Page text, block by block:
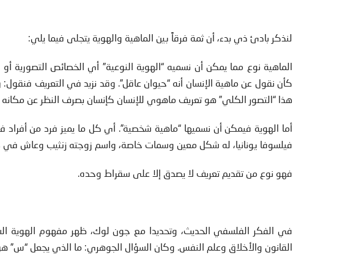
لنذكر بادئ ذي بدء، أن ثمة فرقاً بين الماهية والهوية يتجلى فيما يلي:
الماهية نوع مما يمكن أن نسميه “الهوية النوعية” أي الخصائص التصورية
كأن نقول عن ماهية الإنسان أنه “حيوان عاقل”. وقد نزيد في التعريف
هذا “التصور الكلي” هو تعريف ماهوي للإنسان كإنسان بصرف النظر عن مكانه
أما الهوية فيمكن أن نسميها “ماهية شخصية”. أي كل ما يميز فرد من
فيلسوفا يونانيا، له شكل معين وسمات خاصة، واسم زوجته زنثيب وعاش
فهو نوع من تقديم تعريف لا يصدق إلا على سقراط وحده.
في الفكر الفلسفي الحديث، وتحديدا مع جون لوك، ظهر مفهوم الهوية
القانون والأخلاق وعلم النفس. وكان السؤال الجوهري: ما الذي يجعل “س”